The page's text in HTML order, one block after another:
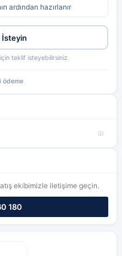
ardından hazırlanır
İsteyin
teklif isteyebilirsiniz.
ödeme
ekibimizle iletişime geçin.
180